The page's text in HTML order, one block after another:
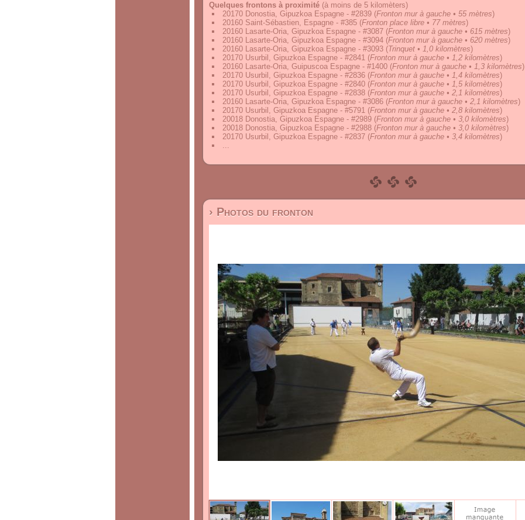
Quelques frontons à proximité (à moins de 5 kilomèters)
20170 Donostia, Gipuzkoa Espagne - #2839 (Fronton mur à gauche • 55 mètres)
20160 Saint-Sébastien, Espagne - #385 (Fronton place libre • 77 mètres)
20160 Lasarte-Oria, Gipuzkoa Espagne - #3087 (Fronton mur à gauche • 615 mètres)
20160 Lasarte-Oria, Gipuzkoa Espagne - #3094 (Fronton mur à gauche • 620 mètres)
20160 Lasarte-Oria, Gipuzkoa Espagne - #3093 (Trinquet • 1,0 kilomètres)
20170 Usurbil, Gipuzkoa Espagne - #2841 (Fronton mur à gauche • 1,2 kilomètres)
20160 Lasarte-Oria, Guipuscoa Espagne - #1400 (Fronton mur à gauche • 1,3 kilomètres)
20170 Usurbil, Gipuzkoa Espagne - #2836 (Fronton mur à gauche • 1,4 kilomètres)
20170 Usurbil, Gipuzkoa Espagne - #2840 (Fronton mur à gauche • 1,5 kilomètres)
20170 Usurbil, Gipuzkoa Espagne - #2838 (Fronton mur à gauche • 2,1 kilomètres)
20160 Lasarte-Oria, Gipuzkoa Espagne - #3086 (Fronton mur à gauche • 2,1 kilomètres)
20170 Usurbil, Gipuzkoa Espagne - #5791 (Fronton mur à gauche • 2,8 kilomètres)
20018 Donostia, Gipuzkoa Espagne - #2989 (Fronton mur à gauche • 3,0 kilomètres)
20018 Donostia, Gipuzkoa Espagne - #2988 (Fronton mur à gauche • 3,0 kilomètres)
20170 Usurbil, Gipuzkoa Espagne - #2837 (Fronton mur à gauche • 3,4 kilomètres)
...
› Photos du fronton